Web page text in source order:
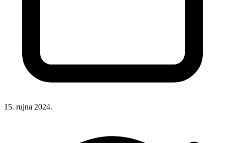
15. rujna 2024.